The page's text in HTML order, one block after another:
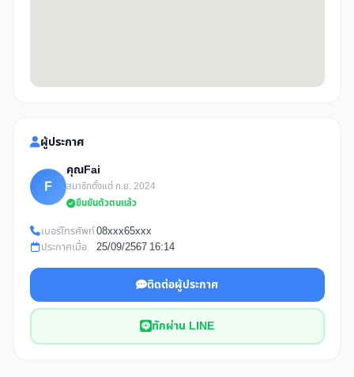
ผู้ประกาศ
F
คุณFai
สมาชิกตั้งแต่ ก.ย. 2024
ยืนยันตัวตนแล้ว
เบอร์โทรศัพท์08xxx65xxx
ประกาศเมื่อ
25/09/2567 16:14
ติดต่อผู้ประกาศ
ทักผ่าน LINE